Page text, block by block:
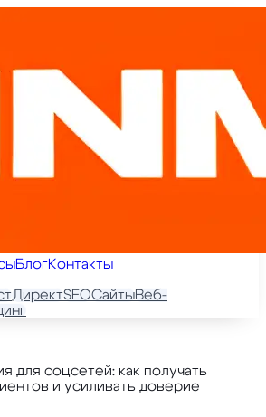
БлогКонтакты
ДиректSEOСайтыВеб-
для соцсетей: как получать
и усиливать доверие